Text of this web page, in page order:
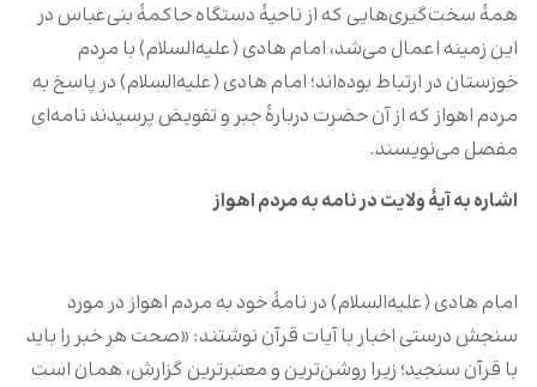
همۀ سخت‌گیری‌هایی که از ناحیۀ دستگاه حاکمۀ بنی‌عباس در
این زمینه اعمال می‌شد، امام هادی (علیه‌السلام) با مردم
خوزستان در ارتباط بوده‌اند؛ امام هادی (علیه‌السلام) در پاسخ به
مردم اهواز که از آن حضرت دربارۀ جبر و تفویض پرسیدند نامه‌ای
مفصل می‌نویسند.
اشاره به آیۀ ولایت در نامه به مردم اهواز
امام هادی (علیه‌السلام) در نامۀ‌ خود به مردم اهواز در مورد
سنجش درستی اخبار با آیات قرآن نوشتند: «صحت هر خبر را باید
با قرآن سنجید؛ زیرا روشن‌ترین و معتبرترین گزارش، همان است